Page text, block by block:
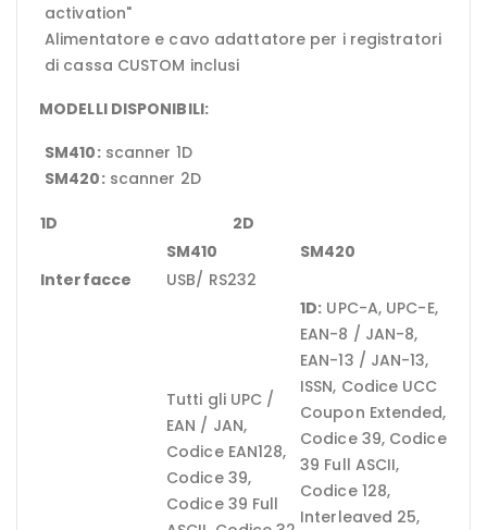
activation"
Alimentatore e cavo adattatore per i registratori
di cassa CUSTOM inclusi
MODELLI DISPONIBILI:
SM410:scanner 1D
SM420:scanner 2D
1D
2D
SM410
SM420
Interfacce
USB/ RS232
Tutti gli UPC /
EAN / JAN,
Codice EAN128,
Codice 39,
Codice 39 Full
1D: UPC-A, UPC-E,
EAN-8 / JAN-8,
EAN-13 / JAN-13,
ISSN, Codice UCC
Coupon Extended,
Codice 39, Codice
39 Full ASCII,
Codice 128,
Interleaved 25,